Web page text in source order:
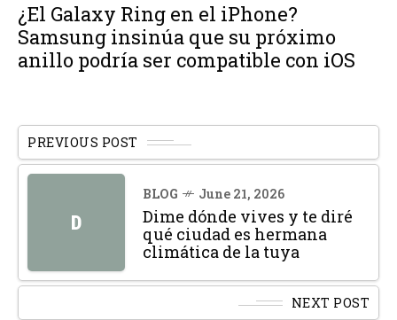
¿El Galaxy Ring en el iPhone?
Samsung insinúa que su próximo
anillo podría ser compatible con iOS
PREVIOUS POST
D
BLOG June 21, 2026
Dime dónde vives y te diré
qué ciudad es hermana
climática de la tuya
NEXT POST